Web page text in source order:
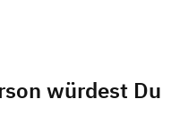
würdest Du